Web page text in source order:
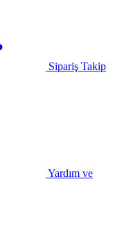
Sipariş Takip
Yardım ve